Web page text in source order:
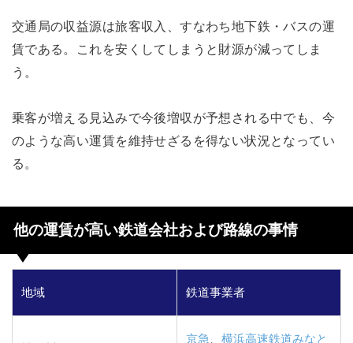
交通局の収益源は旅客収入、すなわち地下鉄・バスの運
賃である。これを安くしてしまうと財源が減ってしま
う。
乗客が増える見込みで今後増収が予想される中でも、今
のような高い運賃を維持せざるを得ない状況となってい
る。
他の運賃が高い鉄道会社および路線の事情
地域 鉄道事業者
京急 、横浜高速鉄道みなと